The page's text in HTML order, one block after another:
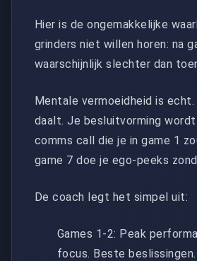
Hier is de ongemakkelijke
grinders niet willen horen: na
waarschijnlijk slechter dan
Mentale vermoeidheid is
daalt. Je besluitvorming
comms call die je in game 1
game 7 doe je ego-peeks
De coach legt het simpel uit:
Games 1-2: Peak
focus. Beste beslissingen.